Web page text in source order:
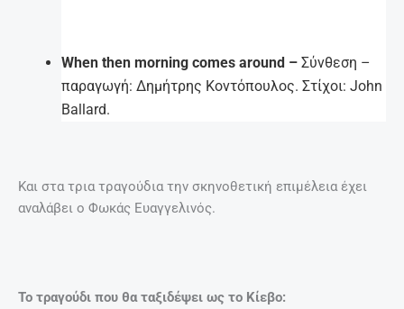
When then morning comes around – Σύνθεση –
παραγωγή: Δημήτρης Κοντόπουλος. Στίχοι: John
Ballard.
Και στα τρια τραγούδια την σκηνοθετική επιμέλεια έχει
αναλάβει ο Φωκάς Ευαγγελινός.
Το τραγούδι που θα ταξιδέψει ως το Κίεβο: